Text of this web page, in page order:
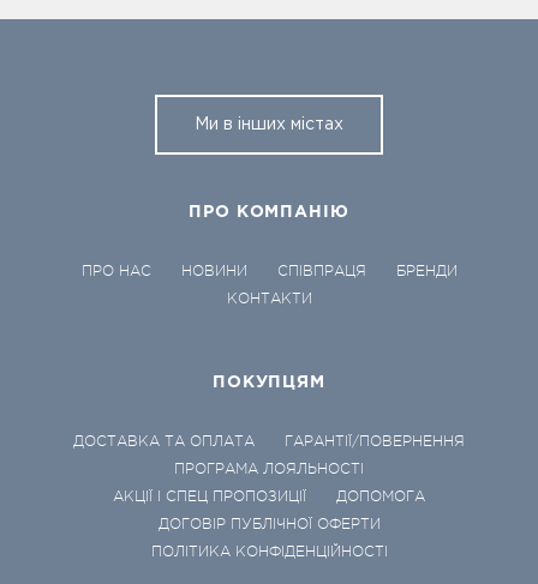
Ми в інших містах
ПРО КОМПАНІЮ
ПРО НАС НОВИНИ СПІВПРАЦЯ
БРЕНДИ
КОНТАКТИ
ПОКУПЦЯМ
ДОСТАВКА ТА ОПЛАТА
ГАРАНТІЇ/ПОВЕРНЕННЯ
ПРОГРАМА ЛОЯЛЬНОСТІ
АКЦІЇ І СПЕЦ ПРОПОЗИЦІЇ
ДОПОМОГА
ДОГОВІР ПУБЛІЧНОЇ ОФЕРТИ
ПОЛІТИКА КОНФІДЕНЦІЙНОСТІ